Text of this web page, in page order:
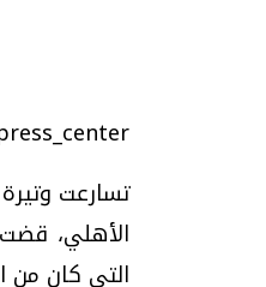
تسارعت
الأهلي،
التى كان من المقرر